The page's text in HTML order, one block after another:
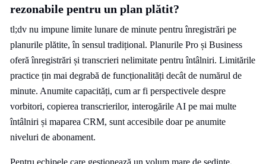
rezonabile pentru un plan plătit?
tl;dv nu impune limite lunare de minute pentru înregistrări pe
planurile plătite, în sensul tradițional. Planurile Pro și Business
oferă înregistrări și transcrieri nelimitate pentru întâlniri. Limitările
practice țin mai degrabă de funcționalități decât de numărul de
minute. Anumite capacități, cum ar fi perspectivele despre
vorbitori, copierea transcrierilor, interogările AI pe mai multe
întâlniri și maparea CRM, sunt accesibile doar pe anumite
niveluri de abonament.
Pentru echipele care gestionează un volum mare de ședințe,